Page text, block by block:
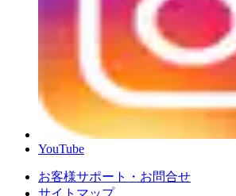
YouTube
お客様サポート・お問合せ
サイトマップ